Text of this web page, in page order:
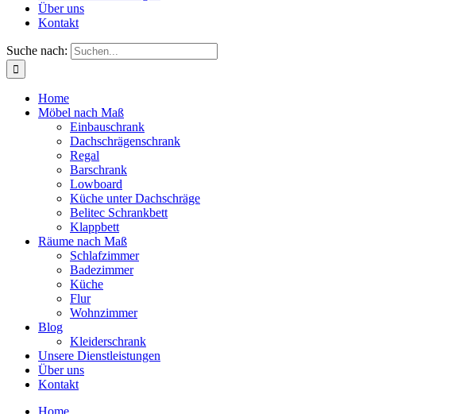
Über uns
Kontakt
Suche nach:
Home
Möbel nach Maß
Einbauschrank
Dachschrägenschrank
Regal
Barschrank
Lowboard
Küche unter Dachschräge
Belitec Schrankbett
Klappbett
Räume nach Maß
Schlafzimmer
Badezimmer
Küche
Flur
Wohnzimmer
Blog
Kleiderschrank
Unsere Dienstleistungen
Über uns
Kontakt
Home